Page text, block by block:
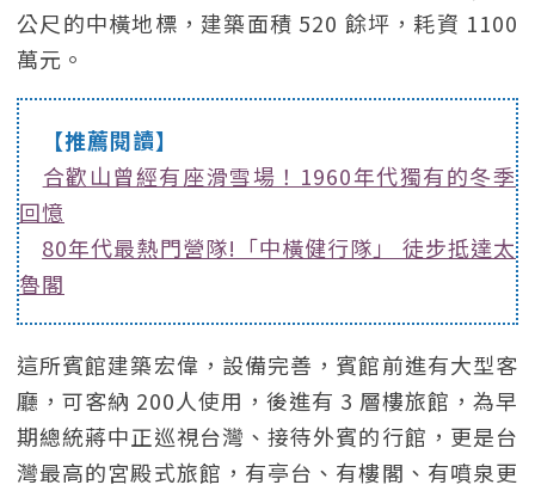
公尺的中橫地標，建築面積 520 餘坪，耗資 1100
萬元。
【推薦閱讀】
合歡山曾經有座滑雪場！1960年代獨有的冬季
回憶
80年代最熱門營隊!「中橫健行隊」 徒步抵達太
魯閣
這所賓館建築宏偉，設備完善，賓館前進有大型客
廳，可客納 200人使用，後進有 3 層樓旅館，為早
期總統蔣中正巡視台灣、接待外賓的行館，更是台
灣最高的宮殿式旅館，有亭台、有樓閣、有噴泉更